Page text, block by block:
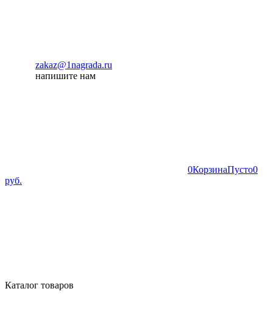
zakaz@1nagrada.ru
напишите нам
0КорзинаПусто0
руб.
Каталог товаров